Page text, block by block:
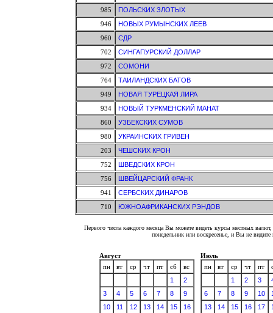
985
ПОЛЬСКИХ ЗЛОТЫХ
946
НОВЫХ РУМЫНСКИХ ЛЕЕВ
960
СДР
702
СИНГАПУРСКИЙ ДОЛЛАР
972
СОМОНИ
764
ТАИЛАНДСКИХ БАТОВ
949
НОВАЯ ТУРЕЦКАЯ ЛИРА
934
НОВЫЙ ТУРКМЕНСКИЙ МАНАТ
860
УЗБЕКСКИХ СУМОВ
980
УКРАИНСКИХ ГРИВЕН
203
ЧЕШСКИХ КРОН
752
ШВЕДСКИХ КРОН
756
ШВЕЙЦАРСКИЙ ФРАНК
941
СЕРБСКИХ ДИНАРОВ
710
ЮЖНОАФРИКАНСКИХ РЭНДОВ
Первого числа каждого месяца Вы можете видеть курсы местных
понедельник или воскресенье, и Вы не
Август
пн
вт ср чт пт сб
вс
1
2
3
4 5 6 7 8
9
10
11 12 13 14 15
16
Июль
пн
вт ср чт пт
1
2 3
6
7 8 9 10
13
14 15 16 17